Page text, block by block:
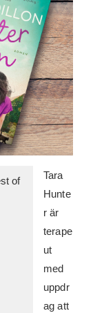
of
Tara
Hunte
r är
terape
ut
med
uppdr
ag att